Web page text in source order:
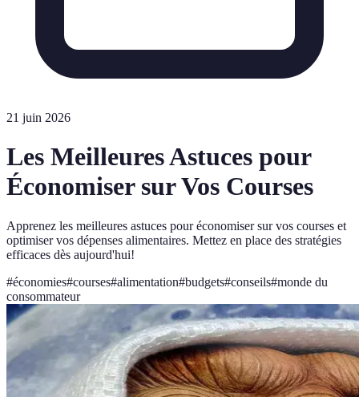
21 juin 2026
Les Meilleures Astuces pour
Économiser sur Vos Courses
Apprenez les meilleures astuces pour économiser sur vos courses et
optimiser vos dépenses alimentaires. Mettez en place des stratégies
efficaces dès aujourd'hui!
#économies#courses#alimentation#budgets#conseils#monde du
consommateur